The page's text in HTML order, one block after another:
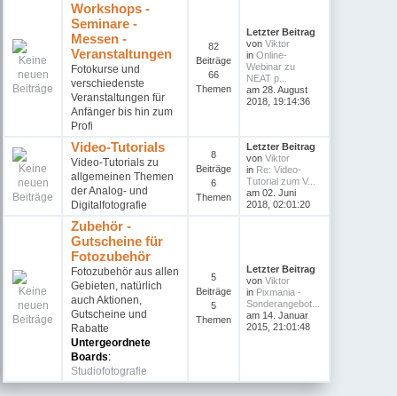
Workshops -
Seminare -
Messen -
Veranstaltungen
Fotokurse und
verschiedenste
Veranstaltungen für
Anfänger bis hin zum
Profi
82
Beiträge
66
Themen
Letzter Beitrag
vonViktor
inOnline-
Webinar zu
NEAT p...
am 28. August
2018, 19:14:36
Video-Tutorials
Video-Tutorials zu
allgemeinen Themen
der Analog- und
Digitalfotografie
8
Beiträge
6
Themen
Letzter Beitrag
vonViktor
in Re: Video-
Tutorial zum V...
am 02. Juni
2018, 02:01:20
Zubehör -
Gutscheine für
Fotozubehör
Fotozubehör aus allen
Gebieten, natürlich
auch Aktionen,
Gutscheine und
Rabatte
Untergeordnete
Boards:
Studiofotografie
5
Beiträge
5
Themen
Letzter Beitrag
vonViktor
in Pixmania -
Sonderangebot...
am 14. Januar
2015, 21:01:48